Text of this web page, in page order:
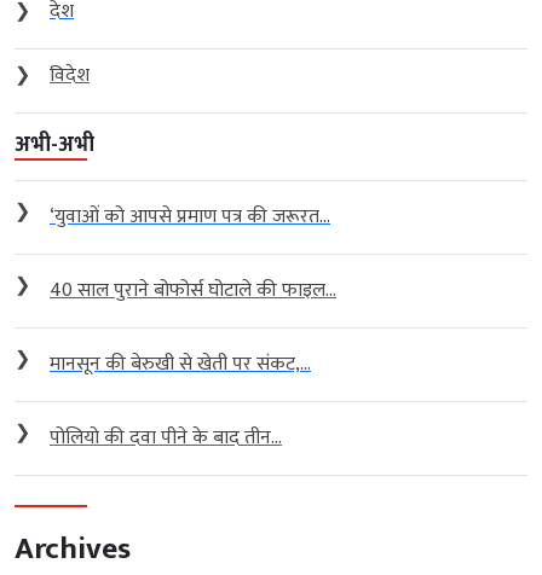
❯
देश
❯
विदेश
अभी-अभी
❯ ‘युवाओं को आपसे प्रमाण पत्र की जरूरत...
❯ 40 साल पुराने बोफोर्स घोटाले की फाइल...
❯ मानसून की बेरुखी से खेती पर संकट,...
❯ पोलियो की दवा पीने के बाद तीन...
Archives